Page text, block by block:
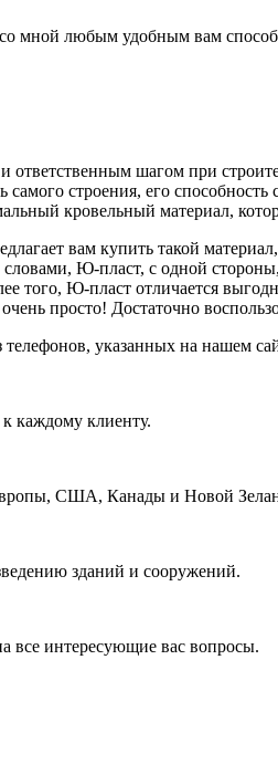
мной любым удобным вам
ответственным шагом при
строения, его
кровельный материал,
вам купить такой
Ю-пласт, с одной
того, Ю-пласт отличается
просто! Достаточно
указанных на нашем
каждому клиенту.
США, Канады и Новой
зданий и сооружений.
все интересующие вас вопросы.